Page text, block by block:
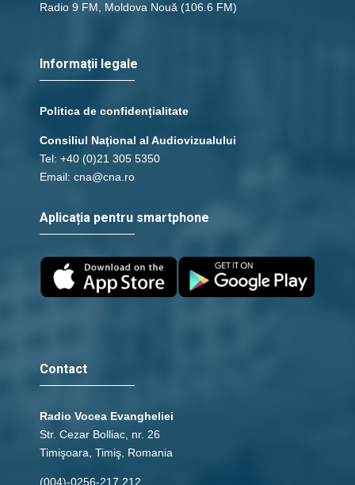
Radio 9 FM, Moldova Nouă (106.6 FM)
Informații legale
Politica de confidențialitate
Consiliul Naţional al Audiovizualului
Tel: +40 (0)21 305 5350
Email: cna@cna.ro
Aplicația pentru smartphone
Contact
Radio Vocea Evangheliei
Str. Cezar Bolliac, nr. 26
Timişoara, Timiş, Romania
(004)-0256-217.212